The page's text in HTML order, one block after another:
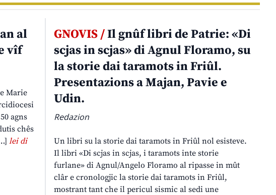
al
vîf
Marie
agns
chês
lei di
GNOVIS /Il gnûf libri de Patrie: «Di
scjas in scjas» di Agnul Floramo, su
la storie dai taramots in Friûl.
Presentazions a Majan, Pavie e
Udin.
Redazion
Un libri su la storie dai taramots in Friûl nol esisteve.
Il libri «Di scjas in scjas, i taramots inte storie
furlane» di Agnul/Angelo Floramo al ripasse in mût
clâr e cronologjic la storie dai taramots in Friûl,
mostrant tant che il pericul sismic al sedi une